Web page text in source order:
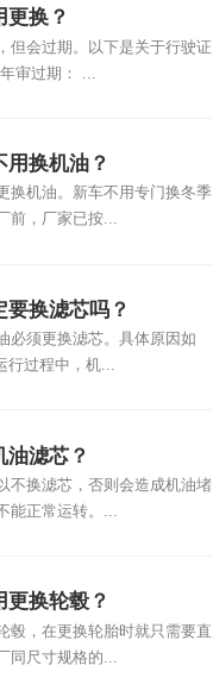
更换？
但会过期。以下是关于行驶证
审过期： ...
换机油？
换机油。新车不用专门换冬季
前，厂家已按...
换滤芯吗？
必须更换滤芯。具体原因如
行过程中，机...
油滤芯？
不换滤芯，否则会造成机油堵
能正常运转。...
换轮毂？
毂，在更换轮胎时就只需要直
同尺寸规格的...